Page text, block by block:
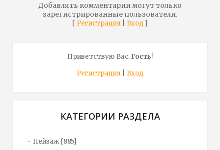
Добавлять комментарии могут только
зарегистрированные пользователи.
[ Регистрация Вход ]
Приветствую Вас,Гость!
Регистрация
Вход
КАТЕГОРИИ РАЗДЕЛА
Пейзаж [885]